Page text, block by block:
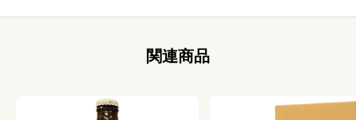
関連商品